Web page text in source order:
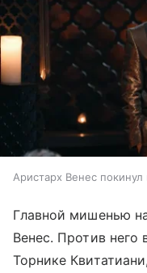
Аристарх Венес
Главной мишенью
Венес. Против него
Торнике